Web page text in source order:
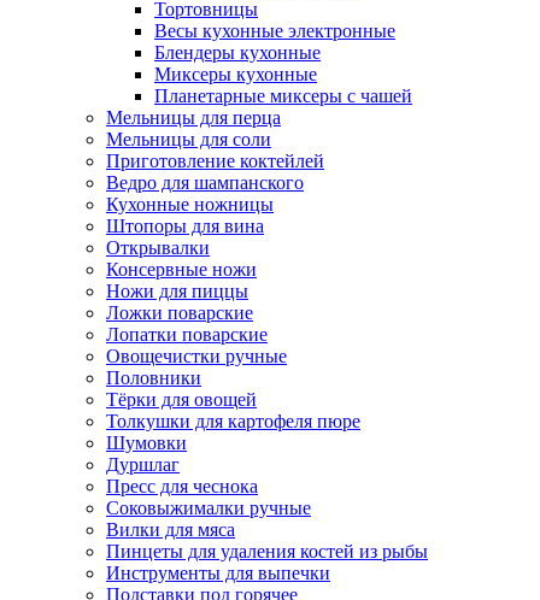
Тортовницы
Весы кухонные электронные
Блендеры кухонные
Миксеры кухонные
Планетарные миксеры с чашей
Мельницы для перца
Мельницы для соли
Приготовление коктейлей
Ведро для шампанского
Кухонные ножницы
Штопоры для вина
Открывалки
Консервные ножи
Ножи для пиццы
Ложки поварские
Лопатки поварские
Овощечистки ручные
Половники
Тёрки для овощей
Толкушки для картофеля пюре
Шумовки
Дуршлаг
Пресс для чеснока
Соковыжималки ручные
Вилки для мяса
Пинцеты для удаления костей из рыбы
Инструменты для выпечки
Подставки под горячее